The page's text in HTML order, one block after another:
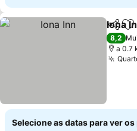
Iona
8,2
a 0.7
Selecione as datas para ver